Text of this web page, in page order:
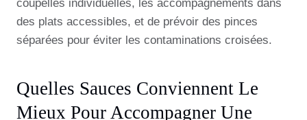
coupelles individuelles, les accompagnements dans
des plats accessibles, et de prévoir des pinces
séparées pour éviter les contaminations croisées.
Quelles Sauces Conviennent Le
Mieux Pour Accompagner Une